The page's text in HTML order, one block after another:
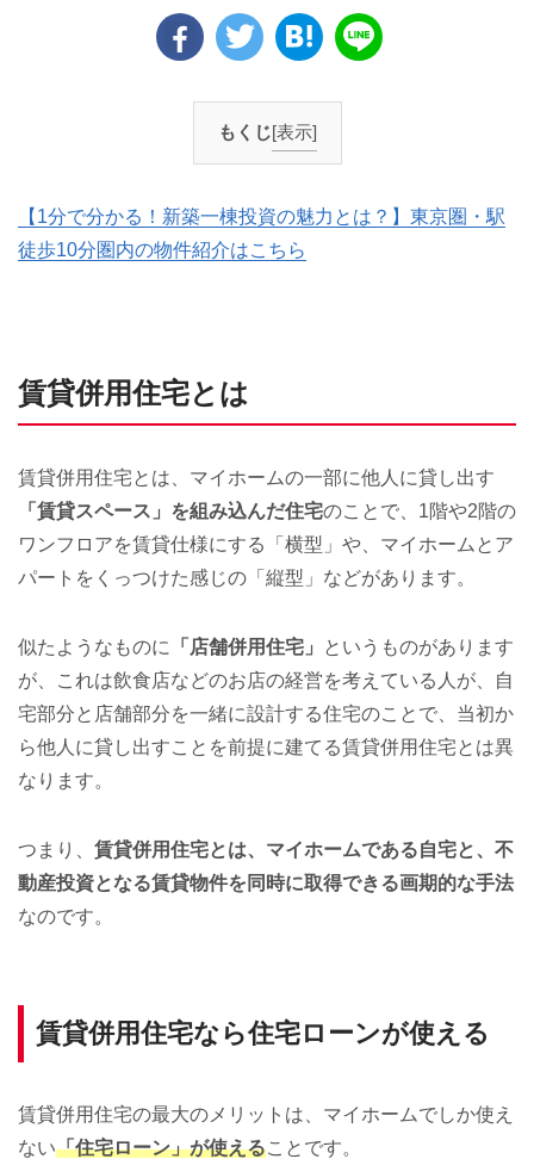
もくじ[表示]
【1分で分かる！新築一棟投資の魅力とは？】東京圏・駅
徒歩10分圏内の物件紹介はこちら
賃貸併用住宅とは
賃貸併用住宅とは、マイホームの一部に他人に貸し出す
「賃貸スペース」を組み込んだ住宅のことで、1階や2階の
ワンフロアを賃貸仕様にする「横型」や、マイホームとア
パートをくっつけた感じの「縦型」などがあります。
似たようなものに 「店舗併用住宅」
というものがあります
が、これは飲食店などのお店の経営を考えている人が、自
宅部分と店舗部分を一緒に設計する住宅のことで、当初か
ら他人に貸し出すことを前提に建てる賃貸併用住宅とは異
なります。
つまり、 賃貸併用住宅とは、マイホームである自宅と、不
動産投資となる賃貸物件を同時に取得できる画期的な手法
なのです。
賃貸併用住宅なら住宅ローンが使える
賃貸併用住宅の最大のメリットは、マイホームでしか使え
ない「住宅ローン」が使えることです。